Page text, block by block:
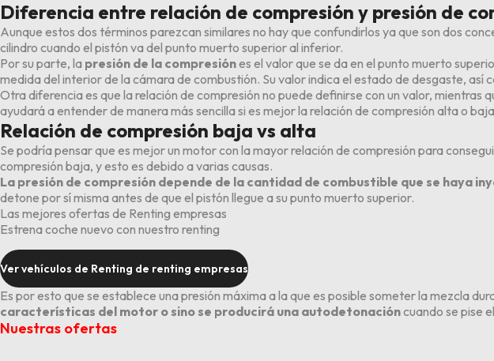
Diferencia entre relación de compresión y presión de
Aunque estos dos términos parezcan similares no hay que confundirlos ya que son dos
cilindro cuando el pistón va del punto muerto superior al inferior.
Por su parte, la presión de la compresiónes el valor que se da en el punto muerto
medida del interior de la cámara de combustión. Su valor indica el estado de desgaste, así
Otra diferencia es que la relación de compresión no puede definirse con un valor, mientras
ayudará a entender de manera más sencilla si es mejor la relación de compresión alta o
Relación de compresión baja vs alta
Se podría pensar que es mejor un motor con la mayor relación de compresión para
compresión baja, y esto es debido a varias causas.
La presión de compresión depende de la cantidad de combustible que se haya
detone por sí misma antes de que el pistón llegue a su punto muerto superior.
Las mejores ofertas de Renting empresas
Estrena coche nuevo con nuestro renting
Ver vehículos de Renting de renting empresas
Es por esto que se establece una presión máxima a la que es posible someter la mezcla
características del motor o sino se producirá una autodetonacióncuando se pise el
Nuestras ofertas